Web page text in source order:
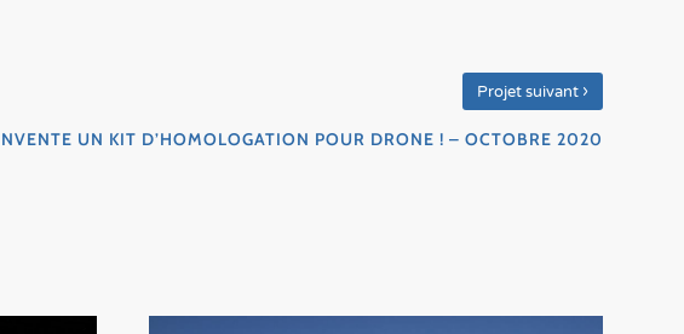
Projet suivant ›
UN KIT D’HOMOLOGATION POUR DRONE ! – OCTOBRE 2020